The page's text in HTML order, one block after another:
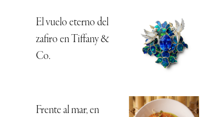
El vuelo eterno del
zafiro en Tiffany &
Co.
Frente al mar, en